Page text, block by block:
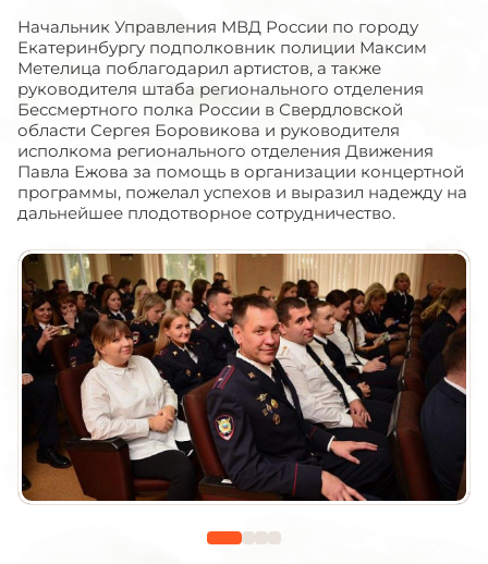
Начальник Управления МВД России по городу
Екатеринбургу подполковник полиции Максим
Метелица поблагодарил артистов, а также
руководителя штаба регионального отделения
Бессмертного полка России в Свердловской
области Сергея Боровикова и руководителя
исполкома регионального отделения Движения
Павла Ежова за помощь в организации концертной
программы, пожелал успехов и выразил надежду на
дальнейшее плодотворное сотрудничество.